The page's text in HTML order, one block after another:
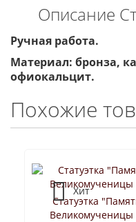
Описание
Ручная работа.
Материал: бронза,
офиокальцит.
Похожие
Хит
Статуэтка
Великомученицы